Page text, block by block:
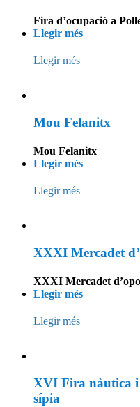
Fira d’ocupació a
Llegir més
Llegir més
Mou Felanitx
Mou Felanitx
Llegir més
Llegir més
XXXI Mercadet
XXXI Mercadet
Llegir més
Llegir més
XVI Fira nàutica i
sípia